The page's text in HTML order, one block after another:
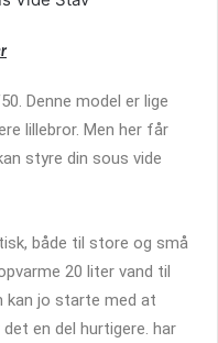
Denne model er lige
lillebror. Men her får
styre din sous vide
både til store og små
20 liter vand til
kan jo starte med at
en del hurtigere. har